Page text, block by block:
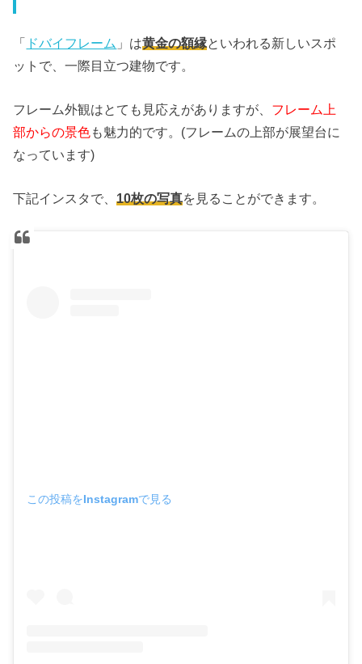
「 ドバイフレーム 」は黄金の額縁といわれる新しいスポ
ットで、一際目立つ建物です。
フレーム外観はとても見応えがありますが、 フレーム上
部からの景色も魅力的です。(フレームの上部が展望台に
なっています)
下記インスタで、10枚の写真を見ることができます。
この投稿をInstagramで見る